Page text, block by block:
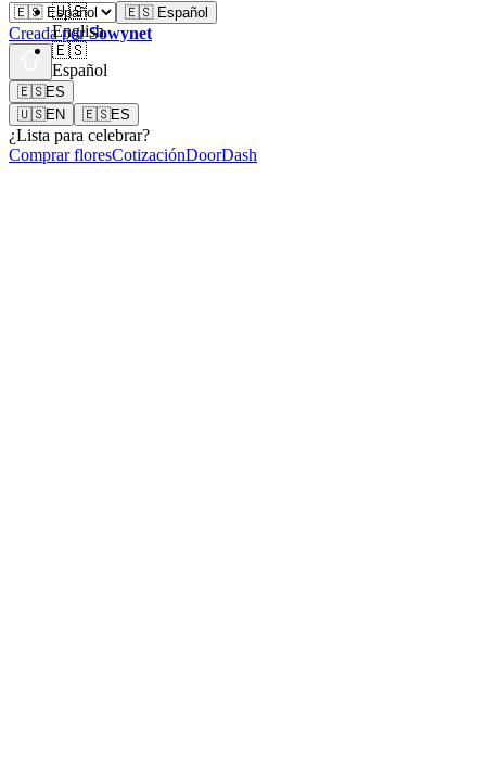
🇪🇸 Español
🇺🇸
English
🇪🇸
Español
Creada por Sowynet
🇪🇸ES
🇺🇸EN 🇪🇸ES
¿Lista para celebrar?
Comprar floresCotizaciónDoorDash